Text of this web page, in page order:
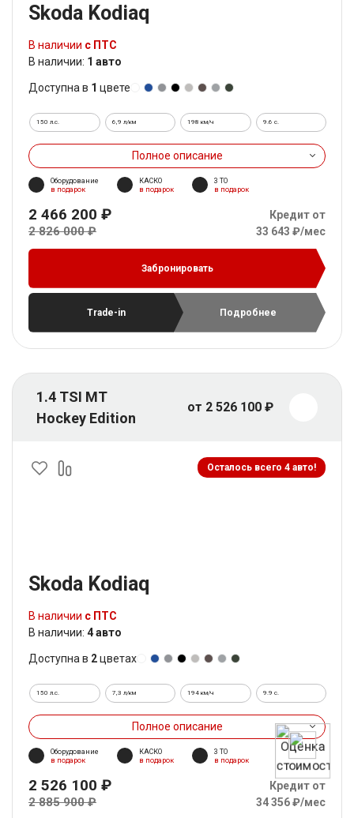
Skoda Kodiaq
В наличии с ПТС
В наличии: 1 авто
Доступна в 1 цвете
150 л.с. 6,9 л/км 198 км/ч 9.6 c.
Полное описание
Оборудование
в подарок
КАСКО
в подарок
3 ТО
в подарок
2 466 200 ₽
2 826 000 ₽
Кредит от
33 643 ₽/мес
Забронировать
Trade-in Подробнее
1.4 TSI MT
Hockey Edition
от 2 526 100 ₽
Осталось всего 4 авто!
Skoda Kodiaq
В наличии с ПТС
В наличии: 4 авто
Доступна в 2цветах
150 л.с. 7,3 л/км 194 км/ч 9.9 c.
Полное описание
Оборудование
в подарок
КАСКО
в подарок
3 ТО
в подарок
2 526 100 ₽
2 885 900 ₽
Кредит от
34 356 ₽/мес